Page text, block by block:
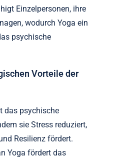
Einzelpersonen, ihre
wodurch Yoga ein
psychische
Vorteile der
das psychische
sie Stress reduziert,
Resilienz fördert.
Yoga fördert das